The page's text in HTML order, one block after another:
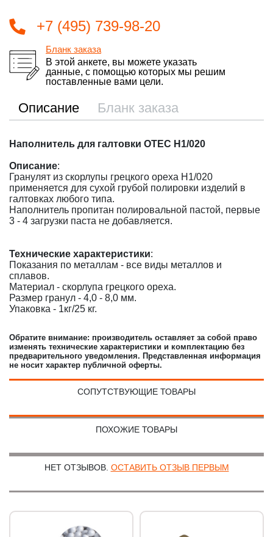
+7 (495) 739-98-20
Бланк заказа
В этой анкете, вы можете указать
данные, с помощью которых мы решим
поставленные вами цели.
Описание Бланк заказа
Наполнитель для галтовки OTEC H1/020
Описание:
Гранулят из скорлупы грецкого ореха H1/020
применяется для сухой грубой полировки изделий в
галтовках любого типа.
Наполнитель пропитан полировальной пастой, первые
3 - 4 загрузки паста не добавляется.
Технические характеристики:
Показания по металлам - все виды металлов и
сплавов.
Материал - скорлупа грецкого ореха.
Размер гранул - 4,0 - 8,0 мм.
Упаковка - 1кг/25 кг.
Обратите внимание: производитель оставляет за собой право
изменять технические характеристики и комплектацию без
предварительного уведомления. Представленная информация
не носит характер публичной оферты.
СОПУТСТВУЮЩИЕ ТОВАРЫ
ПОХОЖИЕ ТОВАРЫ
НЕТ ОТЗЫВОВ. ОСТАВИТЬ ОТЗЫВ ПЕРВЫМ